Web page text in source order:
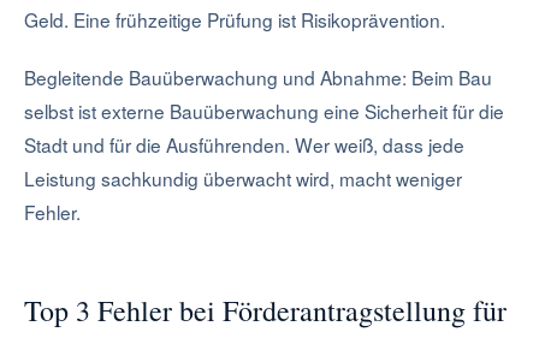
Geld. Eine frühzeitige Prüfung ist Risikoprävention.
Begleitende Bauüberwachung und Abnahme: Beim Bau
selbst ist externe Bauüberwachung eine Sicherheit für die
Stadt und für die Ausführenden. Wer weiß, dass jede
Leistung sachkundig überwacht wird, macht weniger
Fehler.
Top 3 Fehler bei Förderantragstellung für